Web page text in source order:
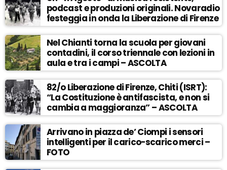
podcast e produzioni originali. Novaradio
festeggia in onda la Liberazione di Firenze
Nel Chianti torna la scuola per giovani
contadini, il corso triennale con lezioni in
aula e tra i campi – ASCOLTA
82/o Liberazione di Firenze, Chiti (ISRT):
“La Costituzione è antifascista, e non si
cambia a maggioranza” – ASCOLTA
Arrivano in piazza de’ Ciompi i sensori
intelligenti per il carico-scarico merci –
FOTO